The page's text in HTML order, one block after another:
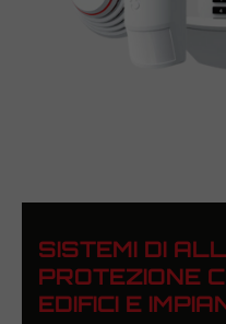
SISTEMI DI
PROTEZIONE
EDIFICI E